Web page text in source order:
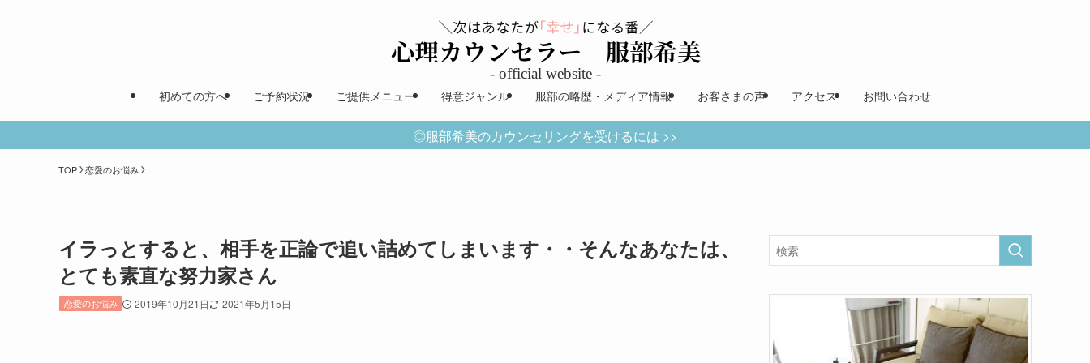
初めての方へ ご予約状況 ご提供メニュー 得意ジャンル 服部の略歴・メディア情報 お客さまの声 アクセス お問い合わせ
◎服部希美のカウンセリングを受けるには >>
TOP 恋愛のお悩み
イラっとすると、相手を正論で追い詰めてしまいます・・そんなあなたは、
とても素直な努力家さん
恋愛のお悩み 2019年10月21日 2021年5月15日